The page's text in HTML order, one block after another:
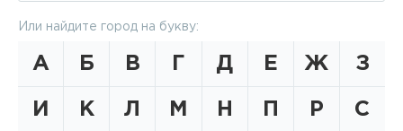
Или найдите город на букву:
А Б В Г Д Е Ж З
И К Л М Н П Р С